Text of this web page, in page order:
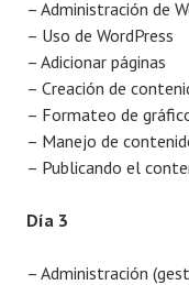
– Administración de
– Uso de WordPress
– Adicionar páginas
– Creación de
– Formateo de
– Manejo de
– Publicando el
Día 3
– Administración